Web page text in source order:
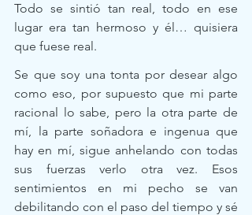
Todo se sintió tan real, todo en ese
lugar era tan hermoso y él… quisiera
que fuese real.
Se que soy una tonta por desear algo
como eso, por supuesto que mi parte
racional lo sabe, pero la otra parte de
mí, la parte soñadora e ingenua que
hay en mí, sigue anhelando con todas
sus fuerzas verlo otra vez. Esos
sentimientos en mi pecho se van
debilitando con el paso del tiempo y sé